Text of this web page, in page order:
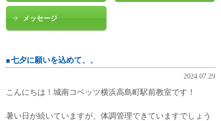
メッセージ
七夕に願いを込めて、、
2024.07.29
こんにちは！城南コベッツ横浜高島町駅前教室です！
暑い日が続いていますが、体調管理できていますでしょう